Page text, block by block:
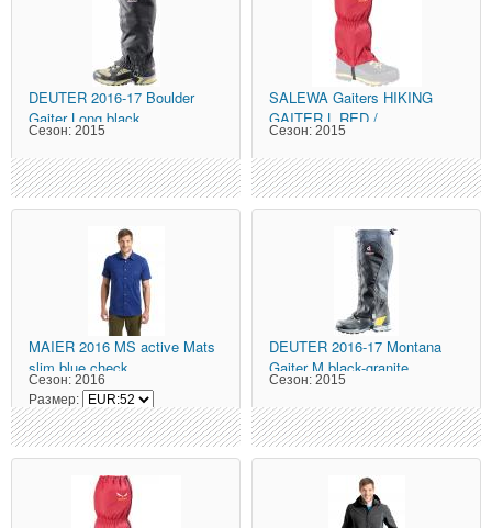
DEUTER 2016-17 Boulder
Gaiter Long black
Сезон: 2015
SALEWA Gaiters HIKING
GAITER L RED /
Сезон: 2015
MAIER 2016 MS active Mats
slim blue check
Сезон: 2016
Размер:
DEUTER 2016-17 Montana
Gaiter M black-granite
Сезон: 2015